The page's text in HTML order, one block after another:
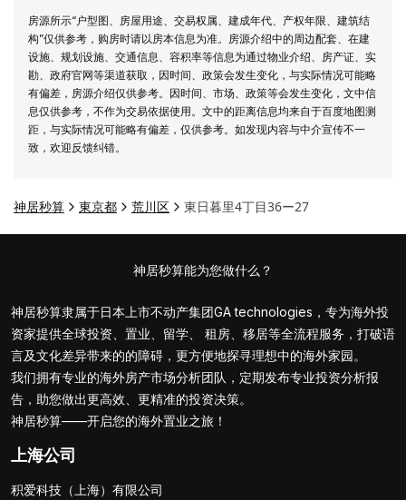
房源所示“户型图、房屋用途、交易权属、建成年代、产权年限、建筑结
构”仅供参考，购房时请以房本信息为准。房源介绍中的周边配套、在建
设施、规划设施、交通信息、容积率等信息为通过物业介绍、房产证、实
勘、政府官网等渠道获取，因时间、政策会发生变化，与实际情况可能略
有偏差，房源介绍仅供参考。因时间、市场、政策等会发生变化，文中信
息仅供参考，不作为交易依据使用。文中的距离信息均来自于百度地图测
距，与实际情况可能略有偏差，仅供参考。如发现内容与中介宣传不一
致，欢迎反馈纠错。
神居秒算 東京都 荒川区 東日暮里4丁目36ー27
神居秒算能为您做什么？
神居秒算隶属于日本上市不动产集团GA technologies，专为海外投
资家提供全球投资、置业、留学、 租房、移居等全流程服务，打破语
言及文化差异带来的的障碍，更方便地探寻理想中的海外家园。
我们拥有专业的海外房产市场分析团队，定期发布专业投资分析报
告，助您做出更高效、更精准的投资决策。
神居秒算——开启您的海外置业之旅！
上海公司
积爱科技（上海）有限公司